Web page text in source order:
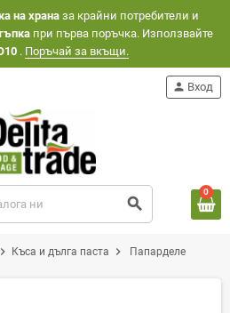
на храна за крайни потребители и
при първа поръчка. Използвайте
. Поръчай за вкъщи.
search
person Вход
0
chevron_right Къса и дълга паста chevron_right Папарделе